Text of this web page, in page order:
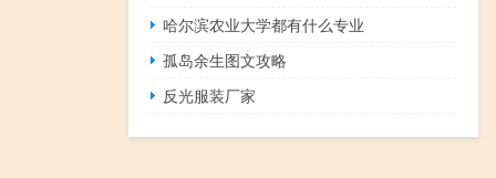
哈尔滨农业大学都有什么专业
孤岛余生图文攻略
反光服装厂家